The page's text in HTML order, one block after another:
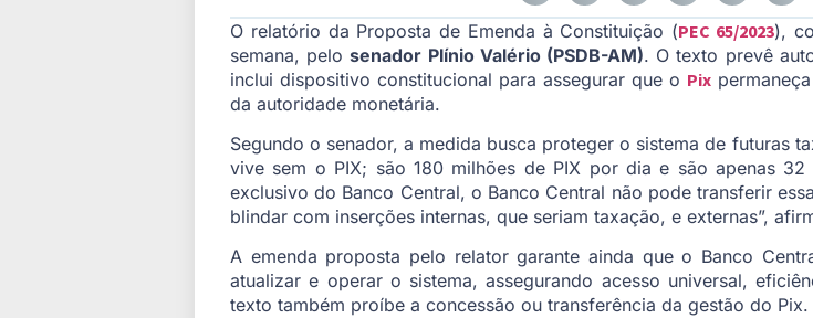
O relatório da Proposta de Emenda à Constituição (PEC 65/2023),
semana, pelosenador Plínio Valério (PSDB-AM). O texto prevê
inclui dispositivo constitucional para assegurar que o Pix
da autoridade monetária.
Segundo o senador, a medida busca proteger o sistema de futuras
vive sem o PIX; são 180 milhões de PIX por dia e são apenas
exclusivo do Banco Central, o Banco Central não pode transferir
blindar com inserções internas, que seriam taxação, e externas”,
A emenda proposta pelo relator garante ainda que o Banco
atualizar e operar o sistema, assegurando acesso universal,
texto também proíbe a concessão ou transferência da gestão do Pix.